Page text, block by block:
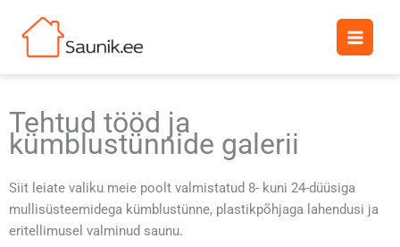
content
Tehtud tööd ja
kümblustünnide galerii
Siit leiate valiku meie poolt valmistatud 8- kuni 24-düüsiga
mullisüsteemidega kümblustünne, plastikpõhjaga lahendusi ja
eritellimusel valminud saunu.